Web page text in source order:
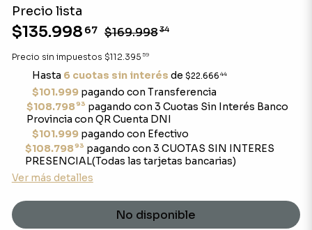
Precio lista
$135.998 67 $169.99834
Precio sin impuestos $112.395 59
Hasta 6 cuotas sin interés de $22.666 44
$101.999pagando con Transferencia
$108.79893 pagando con 3 Cuotas Sin Interés Banco
Provincia con QR Cuenta DNI
$101.999pagando con Efectivo
$108.79893 pagando con 3 CUOTAS SIN INTERES
PRESENCIAL(Todas las tarjetas bancarias)
Ver más detalles
No disponible